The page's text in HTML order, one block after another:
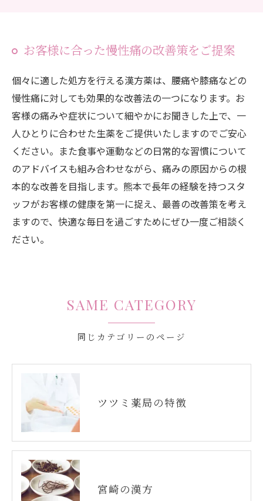
お客様に合った慢性痛の改善策をご提案
個々に適した処方を行える漢方薬は、腰痛や膝痛などの
慢性痛に対しても効果的な改善法の一つになります。お
客様の痛みや症状について細やかにお聞きした上で、一
人ひとりに合わせた生薬をご提供いたしますのでご安心
ください。また食事や運動などの日常的な習慣について
のアドバイスも組み合わせながら、痛みの原因からの根
本的な改善を目指します。熊本で長年の経験を持つスタ
ッフがお客様の健康を第一に捉え、最善の改善策を考え
ますので、快適な毎日を過ごすためにぜひ一度ご相談く
ださい。
同じカテゴリーのページ
SAME CATEGORY
ツツミ薬局の特徴
宮崎の漢方